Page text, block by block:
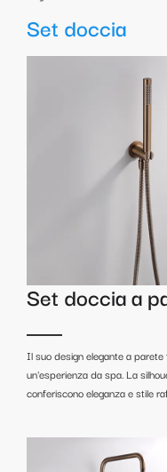
Set doccia
Set doccia a
Il suo design elegante a
un'esperienza da spa. La
conferiscono eleganza e stile